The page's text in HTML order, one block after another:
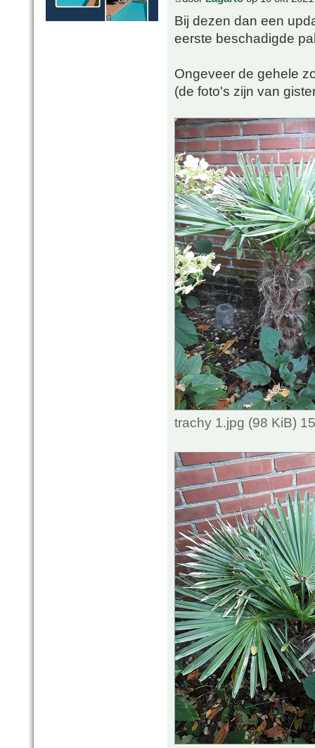
Bij dezen dan een
eerste beschadigde
Ongeveer de gehele
(de foto's zijn van
trachy 1.jpg (98 KiB)